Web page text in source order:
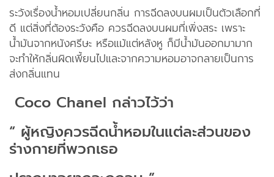
ระวังเรื่องน้ำหอมเปลี่ยนกลิ่น การฉีดลงบนผมเป็นตัวเลือกที่
ดี แต่สิ่งที่ต้องระวังคือ ควรฉีดลงบนผมที่เพิ่งสระ เพราะ
น้ำมันจากหนังศรีษะ หรือแม้แต่หลังหู ก็มีน้ำมันออกมามาก
จะทำให้กลิ่นผิดเพี้ยนไปและจากความหอมอาจกลายเป็นการ
ส่งกลิ่นแทน
Coco Chanel กล่าวไว้ว่า
“ ผู้หญิงควรฉีดน้ำหอมในแต่ละส่วนของ
ร่างกายที่พวกเธอ